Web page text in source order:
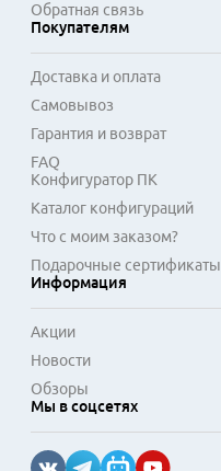
Обратная связь
Покупателям
Доставка и оплата
Самовывоз
Гарантия и возврат
FAQ
Конфигуратор ПК
Каталог конфигураций
Что с моим заказом?
Подарочные сертификаты
Информация
Акции
Новости
Обзоры
Мы в соцсетях